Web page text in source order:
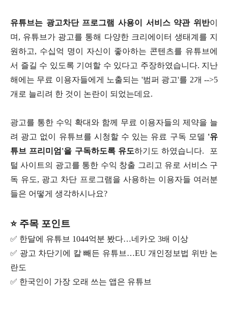
유튜브는 광고차단 프로그램 사용이 서비스 약관 위반이
며, 유튜브가 광고를 통해 다양한 크리에이터 생태계를 지
원하고, 수십억 명이 자신이 좋아하는 콘텐츠를 유튜브에
서 즐길 수 있도록 기여할 수 있다고 주장하였습니다. 지난
해에는 무료 이용자들에게 노출되는 '범퍼 광고'를 2개 -->5
개로 늘리려 한 것이 논란이 되었는데요.
광고를 통한 수익 확대와 함께 무료 이용자들의 제약을 늘
려 광고 없이 유튜브를 시청할 수 있는 유료 구독 모델 '유
튜브 프리미엄'을 구독하도록 유도하기도 하였습니다. 포
털 사이트의 광고를 통한 수익 창출 그리고 유로 서비스 구
독 유도, 광고 차단 프로그램을 사용하는 이용자들 여러분
들은 어떻게 생각하시나요?
⭐ 주목 포인트
✅ 한달에 유튜브 1044억분 봤다…네카오 3배 이상
✅ 광고 차단기에 칼 빼든 유튜브…EU 개인정보법 위반 논
란도
✅ 한국인이 가장 오래 쓰는 앱은 유튜브